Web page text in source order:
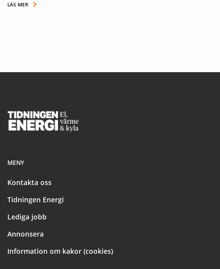
LÄS MER
Footer
MENY
Kontakta oss
Tidningen Energi
Lediga jobb
Annonsera
Information om kakor (cookies)